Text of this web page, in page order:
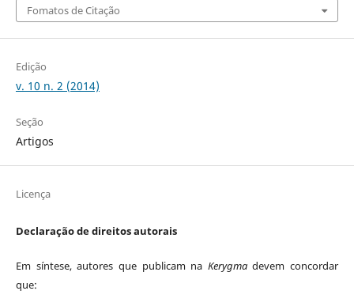
Fomatos de Citação
Edição
v. 10 n. 2 (2014)
Seção
Artigos
Licença
Declaração de direitos autorais
Em síntese, autores que publicam na Kerygmadevem concordar
que: